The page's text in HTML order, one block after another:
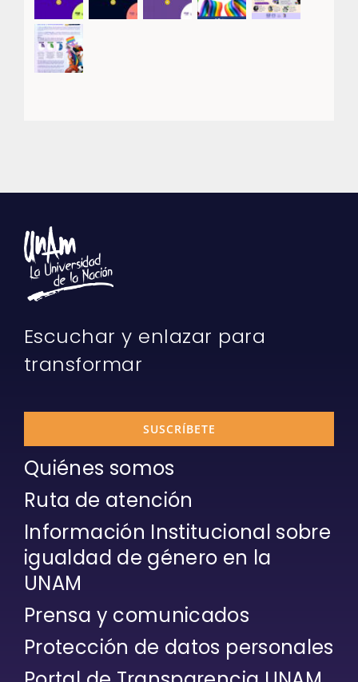
Escuchar y enlazar para
transformar
SUSCRÍBETE
Quiénes somos
Ruta de atención
Información Institucional sobre
igualdad de género en la
UNAM
Prensa y comunicados
Protección de datos personales